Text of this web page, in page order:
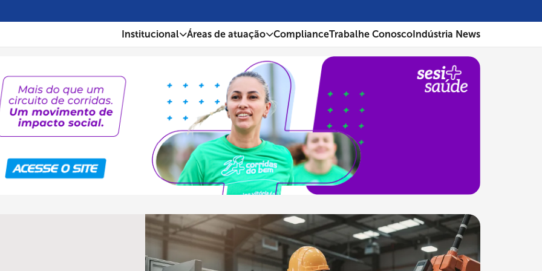
Institucional Áreas de atuação ComplianceTrabalhe Conosco Indústria News